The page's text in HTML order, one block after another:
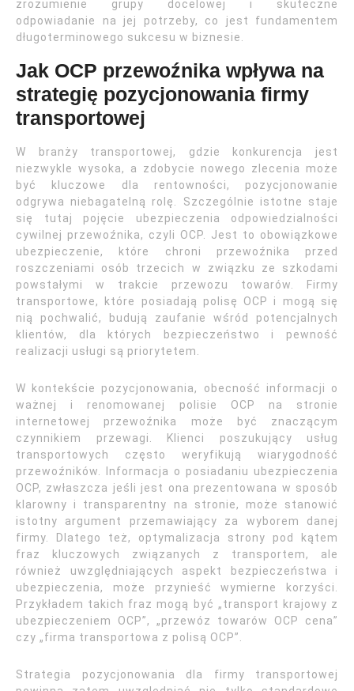
zrozumienie grupy docelowej i skuteczne
odpowiadanie na jej potrzeby, co jest fundamentem
długoterminowego sukcesu w biznesie.
Jak OCP przewoźnika wpływa na
strategię pozycjonowania firmy
transportowej
W branży transportowej, gdzie konkurencja jest
niezwykle wysoka, a zdobycie nowego zlecenia może
być kluczowe dla rentowności, pozycjonowanie
odgrywa niebagatelną rolę. Szczególnie istotne staje
się tutaj pojęcie ubezpieczenia odpowiedzialności
cywilnej przewoźnika, czyli OCP. Jest to obowiązkowe
ubezpieczenie, które chroni przewoźnika przed
roszczeniami osób trzecich w związku ze szkodami
powstałymi w trakcie przewozu towarów. Firmy
transportowe, które posiadają polisę OCP i mogą się
nią pochwalić, budują zaufanie wśród potencjalnych
klientów, dla których bezpieczeństwo i pewność
realizacji usługi są priorytetem.
W kontekście pozycjonowania, obecność informacji o
ważnej i renomowanej polisie OCP na stronie
internetowej przewoźnika może być znaczącym
czynnikiem przewagi. Klienci poszukujący usług
transportowych często weryfikują wiarygodność
przewoźników. Informacja o posiadaniu ubezpieczenia
OCP, zwłaszcza jeśli jest ona prezentowana w sposób
klarowny i transparentny na stronie, może stanowić
istotny argument przemawiający za wyborem danej
firmy. Dlatego też, optymalizacja strony pod kątem
fraz kluczowych związanych z transportem, ale
również uwzględniających aspekt bezpieczeństwa i
ubezpieczenia, może przynieść wymierne korzyści.
Przykładem takich fraz mogą być „transport krajowy z
ubezpieczeniem OCP”, „przewóz towarów OCP cena”
czy „firma transportowa z polisą OCP”.
Strategia pozycjonowania dla firmy transportowej